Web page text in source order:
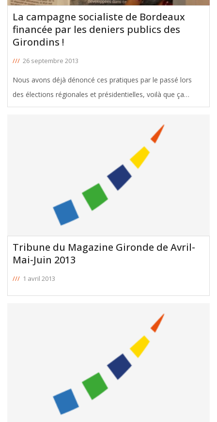
La campagne socialiste de Bordeaux
financée par les deniers publics des
Girondins !
/// 26 septembre 2013
Nous avons déjà dénoncé ces pratiques par le passé lors
des élections régionales et présidentielles, voilà que ça
recommence. C’est aujourd’hui, le Maire de Bordeaux qui est
Tribune du Magazine Gironde de Avril-
Mai-Juin 2013
/// 1 avril 2013